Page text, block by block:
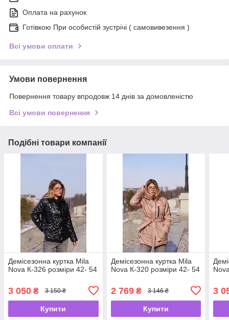
Оплата на рахунок
Готівкою При особистій зустрічі ( самовивезення )
Всі умови оплати
Умови повернення
Повернення товару впродовж 14 днів за домовленістю
Всі умови повернення
Подібні товари компанії
Демісезонна куртка Mila
Nova К-326 розміри 42- 54
3 050 ₴ 3 150 ₴
Купити
Демісезонна куртка Mila
Nova К-320 розміри 42- 54
2 769₴ 3 146 ₴
Купити
3